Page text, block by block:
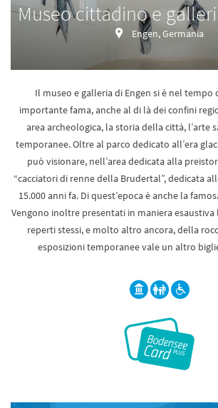
Museo cittadino e
Engen, Germania
Il museo e galleria di Engen si è nel
importante fama, anche al di là dei confini
area archeologica, la storia della città, l’arte
temporanee. Oltre al parco dedicato all’era
può visionare, nell’area dedicata alla
“cacciatori di renne della Brudertal”, dedicata
15.000 anni fa. Di quest’epoca è anche la
Vengono inoltre presentati in maniera esaustiva
reperti stessi, e molto altro ancora, della
esposizioni temporanee vale un altro